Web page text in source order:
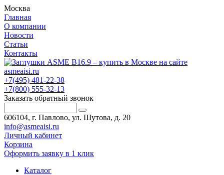
Москва
Главная
О компании
Новости
Статьи
Контакты
+7(495) 481-22-38
+7(800) 555-32-13
Заказать обратный звонок
606104, г. Павлово, ул. Шутова, д. 20
info@asmeaisi.ru
Личный кабинет
Корзина
Оформить заявку в 1 клик
Каталог